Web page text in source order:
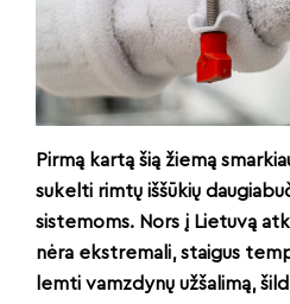
Pirmą kartą šią žiemą
sukelti rimtų iššūkių
sistemoms. Nors į Lietuvą
nėra ekstremali, staigus
lemti vamzdynų užšalimą,